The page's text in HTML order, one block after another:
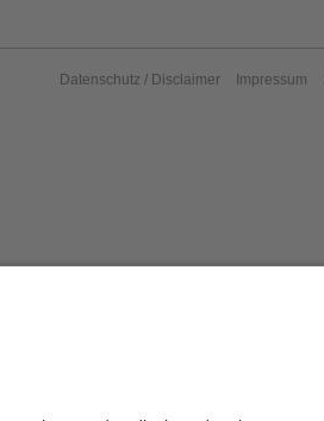
Datenschutz / Disclaimer Impressum